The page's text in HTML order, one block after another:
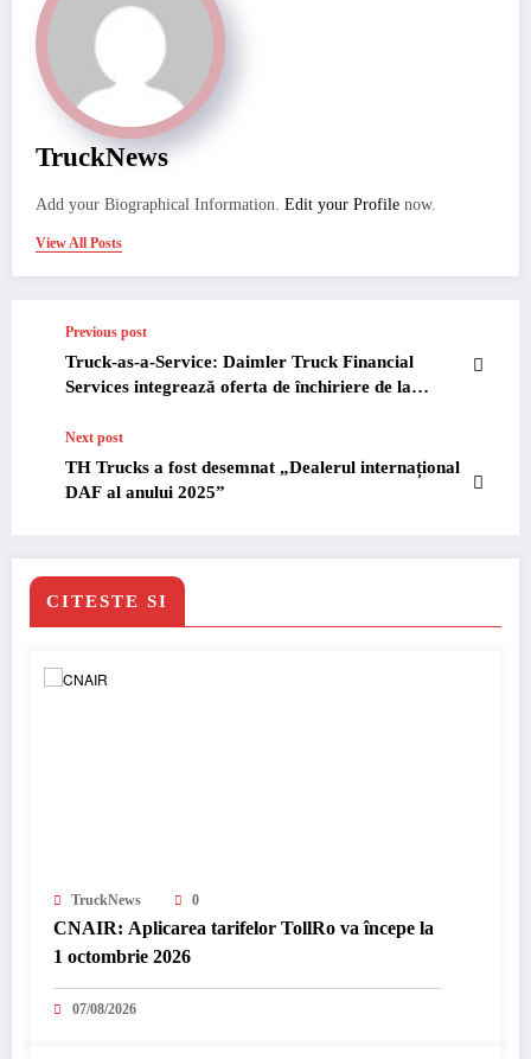
TruckNews
Add your Biographical Information. Edit your Profile now.
View All Posts
Previous post
Truck-as-a-Service: Daimler Truck Financial
Services integrează oferta de închiriere de la
Next post
TH Trucks a fost desemnat „Dealerul internațional
DAF al anului 2025”
CITESTE SI
TruckNews 0
CNAIR: Aplicarea tarifelor TollRo va începe la
1 octombrie 2026
07/08/2026